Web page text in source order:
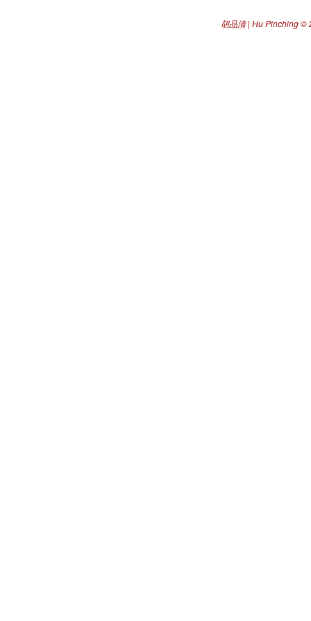
胡品清 | Hu Pinching©